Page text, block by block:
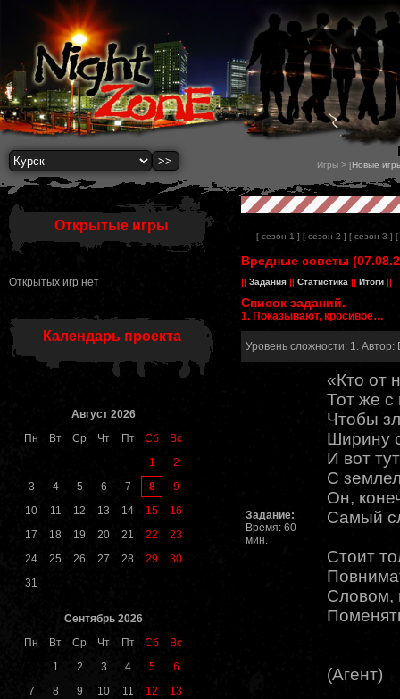
Игры > [Новые
Открытые игры
Открытых игр нет
Календарь проекта
Август 2026
Пн
Вт Ср Чт Пт Сб
Вс
1
2
3
4 5 6 7 8
9
10
11 12 13 14 15
16
17
18 19 20 21 22
23
24
25 26 27 28 29
30
31
Сентябрь 2026
Пн
Вт Ср Чт Пт Сб
Вс
1
2 3 4 5
6
7
8 9 10 11 12
13
[ сезон 1 ] [ сезон 2 ] [ сезон 3 ]
Вредные советы
Задания Статистика Итоги
Список заданий.
1. Показывают, кросивое…
Уровень сложности: 1. Автор:
Задание:
Время: 60
мин.
«Кто от
Тот же с
Чтобы
Ширину
И вот
С
Он,
Самый
Стоит
Словом,
(Агент)